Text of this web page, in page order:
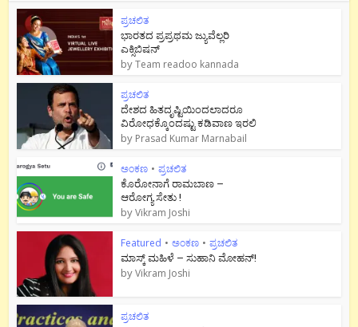
ಪ್ರಚಲಿತ
ಭಾರತದ ಪ್ರಪ್ರಥಮ ಜ್ಯುವೆಲ್ಲರಿ
ಎಕ್ಸಿಬಿಷನ್
byTeam readoo kannada
ಪ್ರಚಲಿತ
ದೇಶದ ಹಿತದೃಷ್ಟಿಯಿಂದಲಾದರೂ
ವಿರೋಧಕ್ಕೊಂದಷ್ಟು ಕಡಿವಾಣ ಇರಲಿ
by Prasad Kumar Marnabail
ಅಂಕಣ • ಪ್ರಚಲಿತ
ಕೊರೋನಾಗೆ ರಾಮಬಾಣ –
ಆರೋಗ್ಯ ಸೇತು !
byVikram Joshi
Featured • ಅಂಕಣ • ಪ್ರಚಲಿತ
ಮಾಸ್ಕ್ ಮಹಿಳೆ – ಸುಹಾನಿ ಮೋಹನ್!
byVikram Joshi
ಪ್ರಚಲಿತ